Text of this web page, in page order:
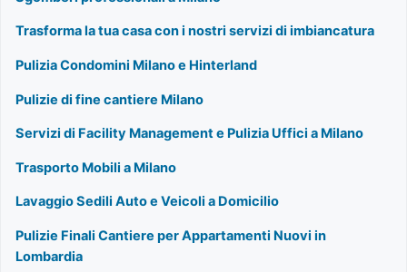
Trasforma la tua casa con i nostri servizi di imbiancatura
Pulizia Condomini Milano e Hinterland
Pulizie di fine cantiere Milano
Servizi di Facility Management e Pulizia Uffici a Milano
Trasporto Mobili a Milano
Lavaggio Sedili Auto e Veicoli a Domicilio
Pulizie Finali Cantiere per Appartamenti Nuovi in
Lombardia